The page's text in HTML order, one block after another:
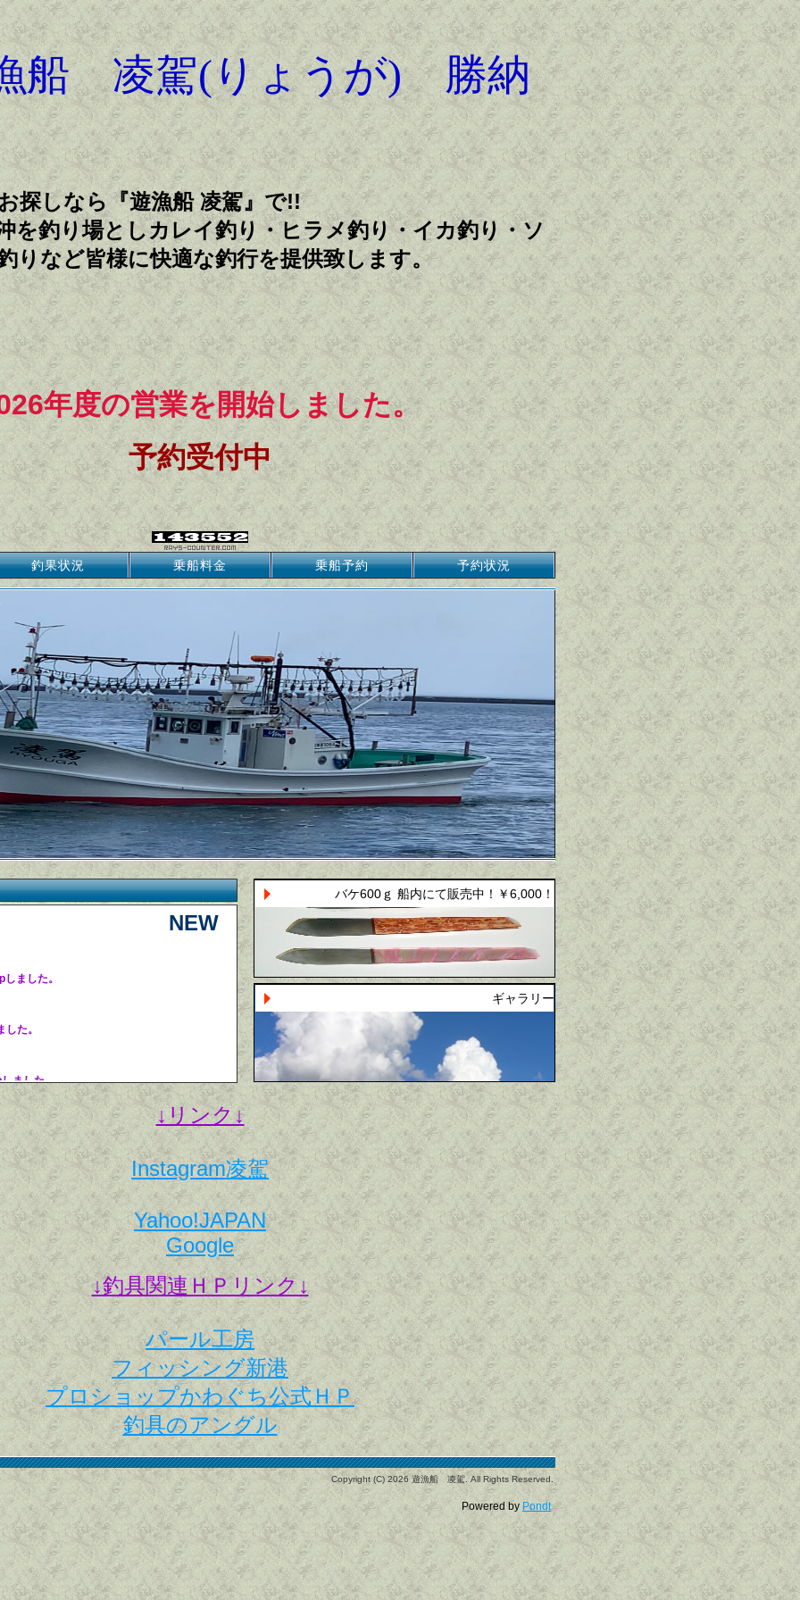
船 凌駕(りょうが) 勝納
探しなら『遊漁船 凌駕』で!!
を釣り場としカレイ釣り・ヒラメ釣り・イカ釣り・ソ
りなど皆様に快適な釣行を提供致します。
年度の営業を開始しました。
予約受付中
釣果状況 乗船料金 乗船予約 予約状況
NEW
ました。
た。
ました。
した。
。
した。
た。
バケ600ｇ 船内にて販売中！￥6,000！
ギャラリー
↓リンク↓
Instagram凌駕
Yahoo!JAPAN
Google
↓釣具関連ＨＰリンク↓
パール工房
フィッシング新港
プロショップかわぐち公式ＨＰ
釣具のアングル
Copyright (C)2026 遊漁船 凌駕. All Rights Reserved.
Powered by Pondt